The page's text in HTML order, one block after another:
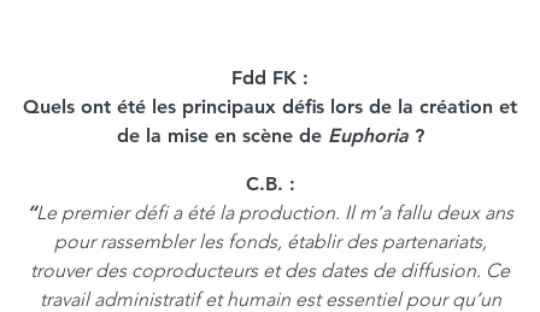
Fdd FK :
Quels ont été les principaux défis lors de la création et
de la mise en scène de Euphoria?
C.B. :
“Le premier défi a été la production. Il m’a fallu deux ans
pour rassembler les fonds, établir des partenariats,
trouver des coproducteurs et des dates de diffusion. Ce
travail administratif et humain est essentiel pour qu’un